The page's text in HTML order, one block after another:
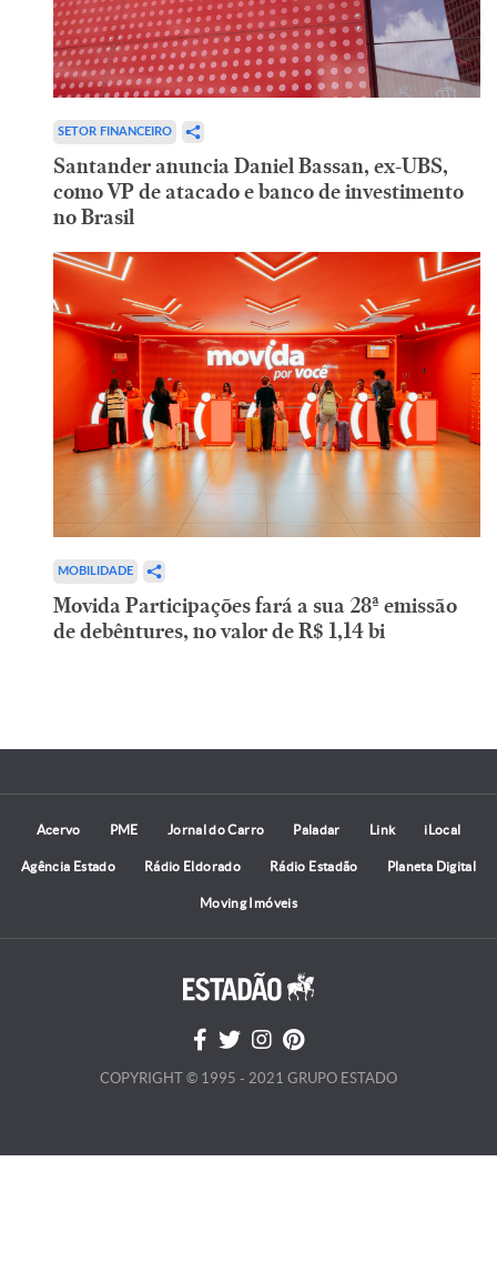
SETOR FINANCEIRO
Santander anuncia Daniel Bassan, ex-UBS,
como VP de atacado e banco de investimento
no Brasil
MOBILIDADE
Movida Participações fará a sua 28ª emissão
de debêntures, no valor de R$ 1,14 bi
Acervo PME Jornal do Carro Paladar Link iLocal
Agência Estado Rádio Eldorado Rádio Estadão Planeta Digital
Moving Imóveis
COPYRIGHT © 1995 - 2021 GRUPO ESTADO